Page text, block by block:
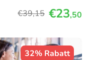
€39,15 €23,50
32% Rabatt